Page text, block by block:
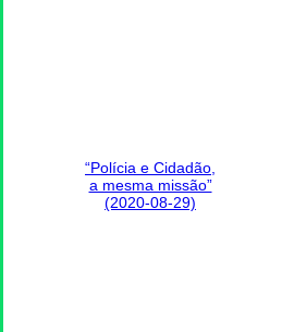
“Polícia e Cidadão,
a mesma missão”
(2020-08-29)